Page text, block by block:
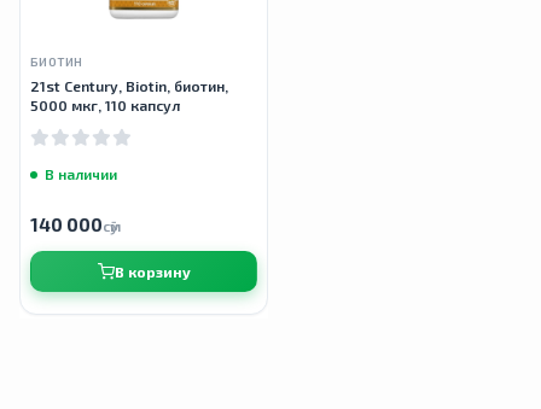
БИОТИН
21st Century, Biotin, биотин,
5000 мкг, 110 капсул
В наличии
140 000сӯм
В корзину